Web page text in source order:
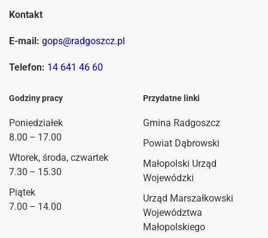
Kontakt
E-mail: gops@radgoszcz.pl
Telefon: 14 641 46 60
Godziny pracy
Poniedziałek
8.00 – 17.00
Wtorek, środa, czwartek
7.30 – 15.30
Piątek
7.00 – 14.00
Przydatne linki
Gmina Radgoszcz
Powiat Dąbrowski
Małopolski Urząd
Wojewódzki
Urząd Marszałkowski
Województwa
Małopolskiego